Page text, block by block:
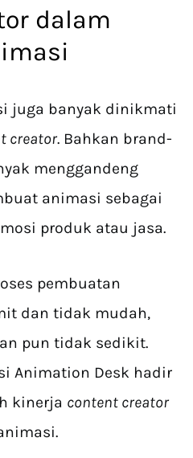
dalam
juga banyak dinikmati
creator. Bahkan brand-
menggandeng
animasi sebagai
produk atau jasa.
pembuatan
dan tidak mudah,
pun tidak sedikit.
Animation Desk hadir
kinerja content creator